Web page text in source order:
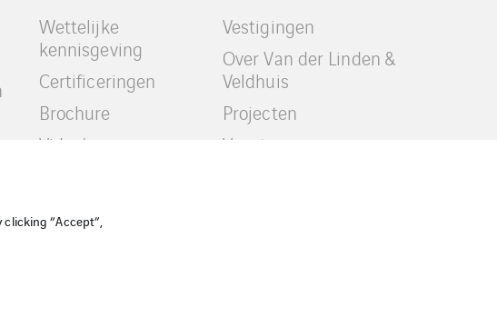
Wettelijke
kennisgeving
Certificeringen
Brochure
Video’s
Vestigingen
Over Van der Linden &
Veldhuis
Projecten
Vacatures
clicking “Accept”,